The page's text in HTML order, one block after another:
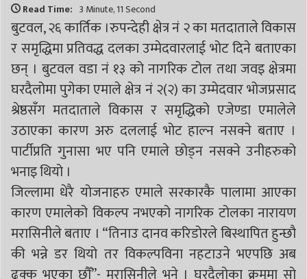
Read Time: 3 Minute, 11 Second
बुटवल, २६ कार्तिक ।रुपन्देही क्षेत्र नं २ का मतदाताले विकास
र समृद्धिमा प्रतिवद्ध दलका उम्मेदवारलाई भोट दिने बताएका
छन् । बुटवल वडा नं १३ को नागरिक टोल तथा जवइ क्षेत्रमा
घरदैलोमा पुगेका एमाले क्षेत्र नं २(२) का उम्मेदवार भोजप्रसाद
श्रेष्ठसँग मतदाताले विकास र समृद्धिको एजेण्डा एमालेले
उठाएका कारण अरु दललाई भोट हाल्न नसक्ने बताए ।
पार्टीप्रति गुनासा भए पनि एमाले छोड्न नसक्ने उनीहरुको
भनाइ थियो ।
जिल्लामा धेरै योजनाहरु एमाले सरकारकै पालामा आएका
कारण एमालेको विकल्प नभएको नागरिक टोलका नारायण
मरासिनीले बताए । “तिनाउ दानव करिडोरले बिस्थापित हुन्छौ
की भन्ने डर थियो तर विकल्पविना नहटाउने भएपछि अब